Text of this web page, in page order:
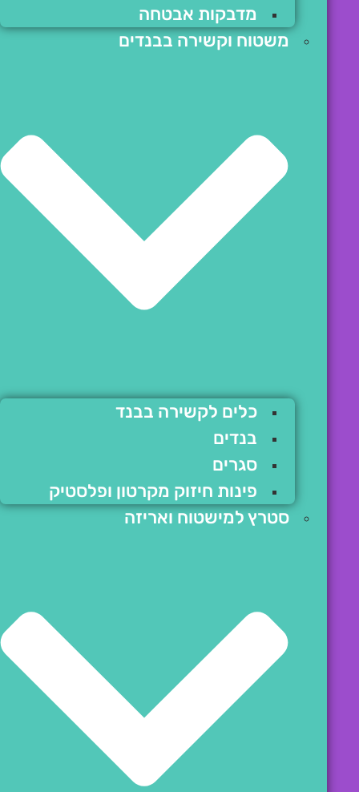
מדבקות אבטחה
משטוח וקשירה בבנדים
כלים לקשירה בבנד
בנדים
סגרים
פינות חיזוק מקרטון ופלסטיק
סטרץ למישטוח ואריזה